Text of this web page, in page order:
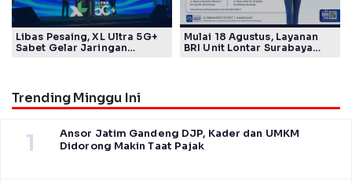
Libas Pesaing, XL Ultra 5G+
Sabet Gelar Jaringan
Mulai 18 Agustus, Layanan
BRI Unit Lontar Surabaya
Trending Minggu Ini
1
Ansor Jatim Gandeng DJP, Kader dan UMKM
Didorong Makin Taat Pajak